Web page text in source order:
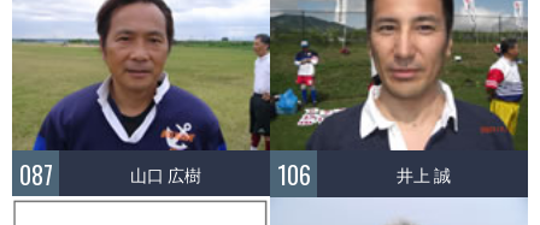
087 山口 広樹 106 井上 誠